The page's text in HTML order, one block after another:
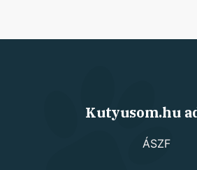
Kutyusom.hu
ÁSZF